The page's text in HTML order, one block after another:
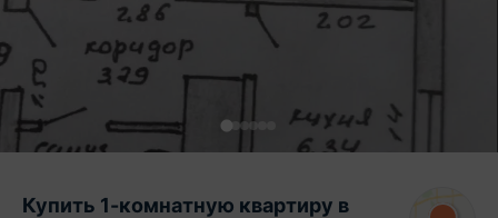
Купить 1-комнатную квартиру в